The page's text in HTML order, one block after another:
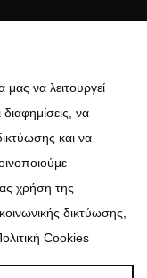
να λειτουργεί
να
και να
χρήση της
δικτύωσης,
Cookies